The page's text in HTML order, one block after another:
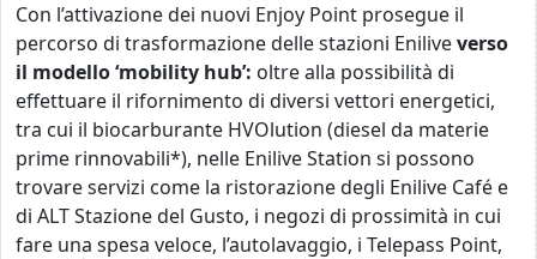
Con l’attivazione dei nuovi Enjoy Point prosegue il
percorso di trasformazione delle stazioni Eniliveverso
il modello ‘mobility hub’: oltre alla possibilità di
effettuare il rifornimento di diversi vettori energetici,
tra cui il biocarburante HVOlution (diesel da materie
prime rinnovabili*), nelle Enilive Station si possono
trovare servizi come la ristorazione degli Enilive Café e
di ALT Stazione del Gusto, i negozi di prossimità in cui
fare una spesa veloce, l’autolavaggio, i Telepass Point,